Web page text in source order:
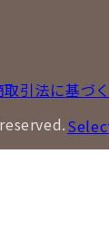
取引法に基づ